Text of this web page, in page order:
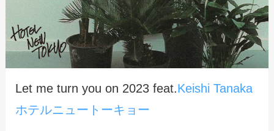
Let me turn you on 2023 feat.Keishi Tanaka
ホテルニュートーキョー